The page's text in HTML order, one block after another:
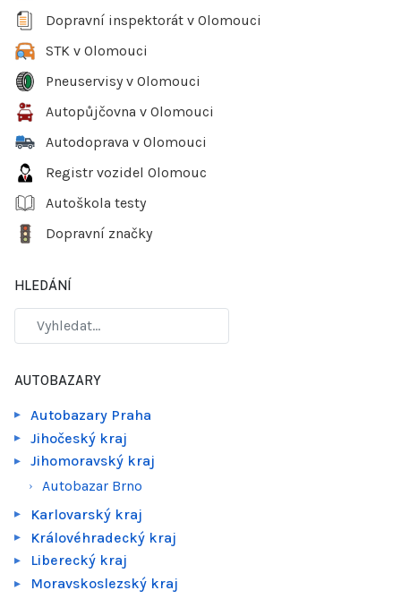
Dopravní inspektorát v Olomouci
STK v Olomouci
Pneuservisy v Olomouci
Autopůjčovna v Olomouci
Autodoprava v Olomouci
Registr vozidel Olomouc
Autoškola testy
Dopravní značky
HLEDÁNÍ
AUTOBAZARY
Autobazary Praha
Jihočeský kraj
Jihomoravský kraj
Autobazar Brno
Karlovarský kraj
Královéhradecký kraj
Liberecký kraj
Moravskoslezský kraj